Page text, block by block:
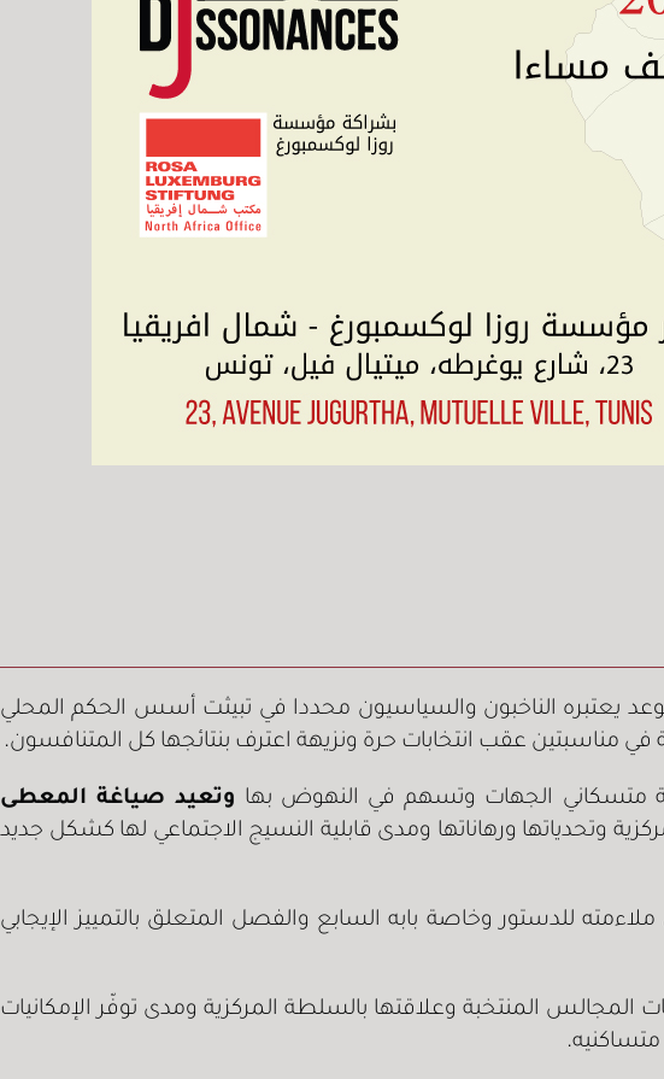
يعتبره الناخبون والسياسيون محددا في تبيثت أسس الحكم المحلي
مناسبتين عقب انتخابات حرة ونزيهة اعترف بنتائجها كل المتنافسون.
متسكاني الجهات وتسهم في النهوض بها وتعيد صياغة المعطى
وتحدياتها ورهاناتها ومدى قابلية النسيج الاجتماعي لها كشكل جديد
للدستور وخاصة بابه السابع والفصل المتعلق بالتمييز الإيجابي
المنتخبة وعلاقتها بالسلطة المركزية ومدى توفّر الإمكانيات